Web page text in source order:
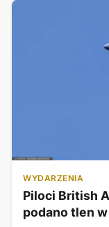
WYDARZENIA
Piloci British
podano tlen